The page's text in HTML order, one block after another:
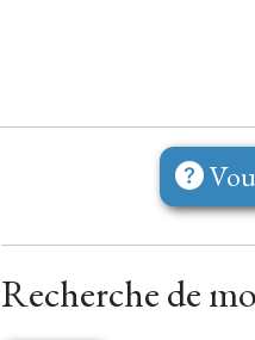
Recherche de